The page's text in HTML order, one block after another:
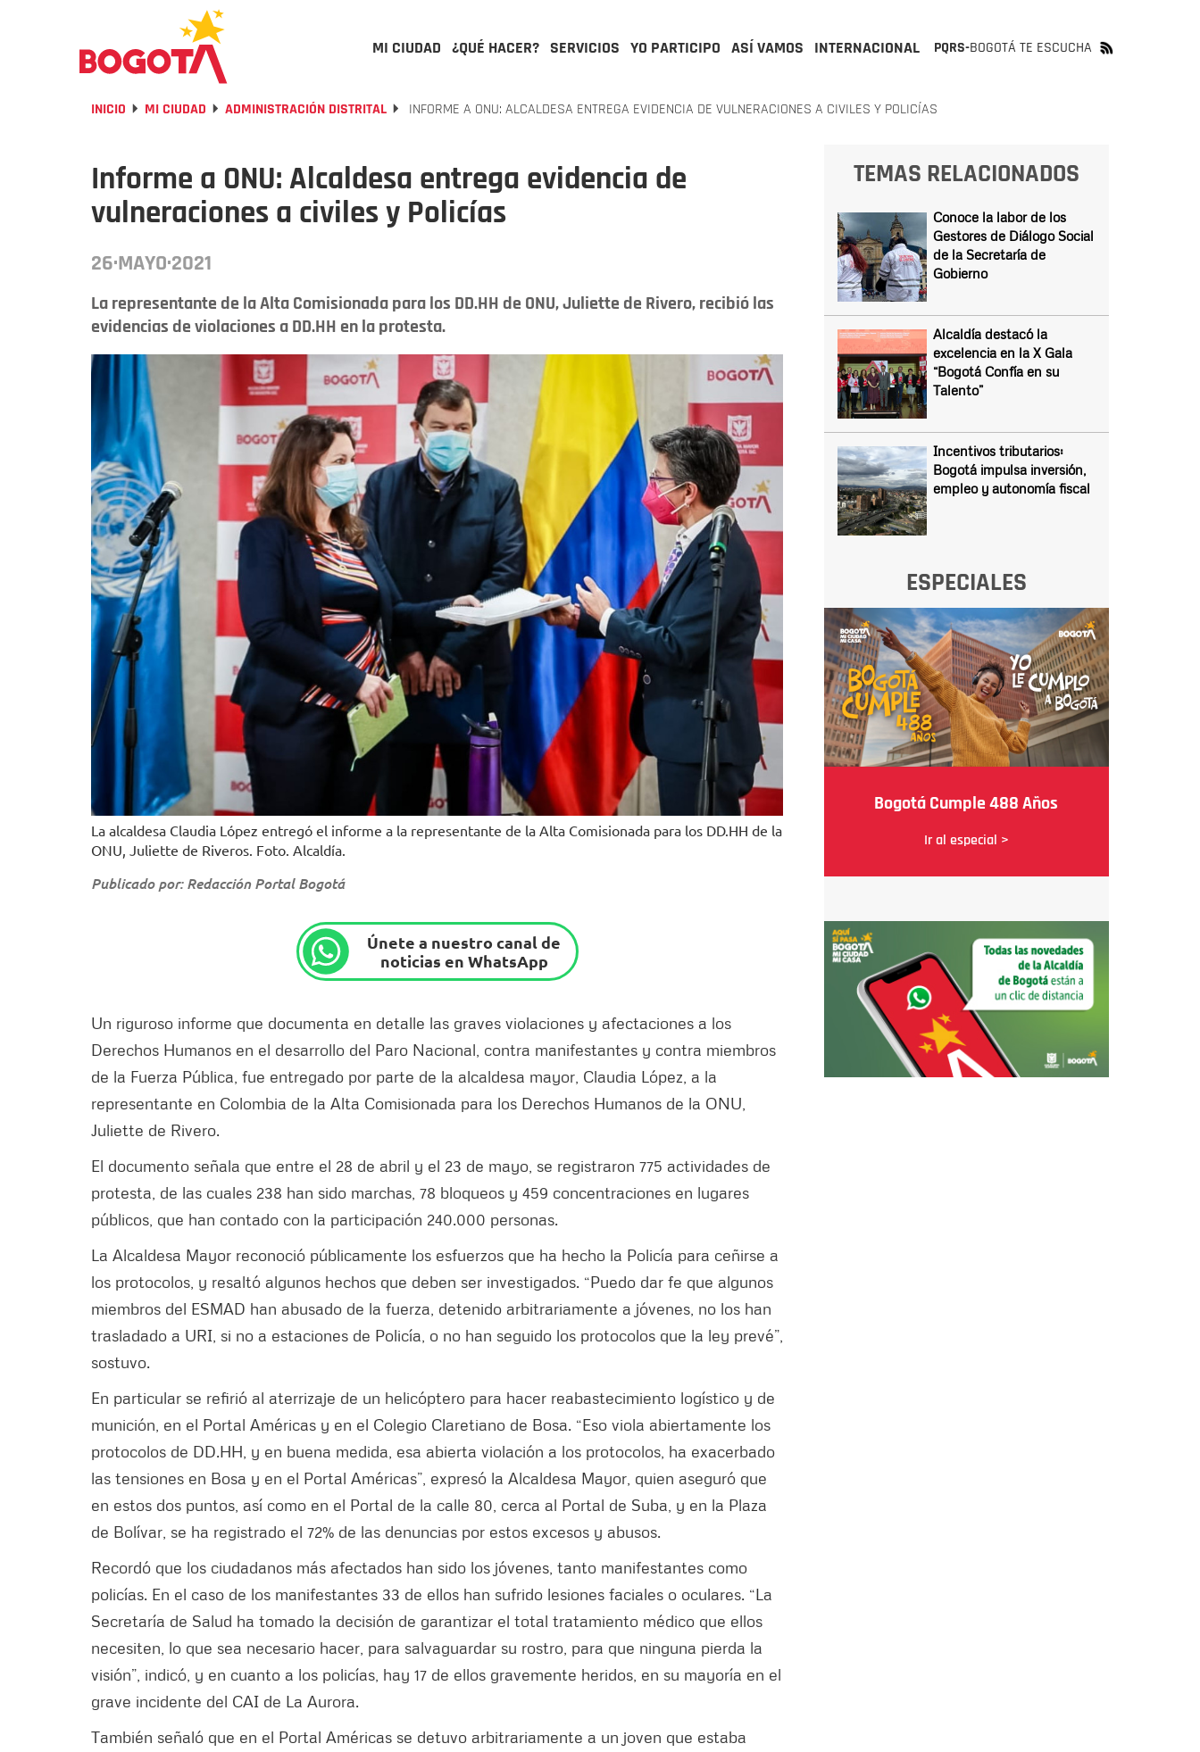
MI CIUDAD ¿QUÉ HACER? SERVICIOS YO PARTICIPO ASÍ VAMOS INTERNACIONAL PQRS-BOGOTÁ TE ESCUCHA
INICIO MI CIUDAD ADMINISTRACIÓN DISTRITAL INFORME A ONU: ALCALDESA ENTREGA EVIDENCIA DE VULNERACIONES A CIVILES Y POLICÍAS
Informe a ONU: Alcaldesa entrega evidencia de
vulneraciones a civiles y Policías
26·MAYO·2021
La representante de la Alta Comisionada para los DD.HH de ONU, Juliette de Rivero, recibió las
evidencias de violaciones a DD.HH en la protesta.
La alcaldesa Claudia López entregó el informe a la representante de la Alta Comisionada para los DD.HH de la
ONU, Juliette de Riveros. Foto. Alcaldía.
Publicado por: Redacción Portal Bogotá
Únete a nuestro canal de
noticias en WhatsApp
Un riguroso informe que documenta en detalle las graves violaciones y afectaciones a los
Derechos Humanos en el desarrollo del Paro Nacional, contra manifestantes y contra miembros
de la Fuerza Pública, fue entregado por parte de la alcaldesa mayor, Claudia López, a la
representante en Colombia de la Alta Comisionada para los Derechos Humanos de la ONU,
Juliette de Rivero.
El documento señala que entre el 28 de abril y el 23 de mayo, se registraron 775 actividades de
protesta, de las cuales 238 han sido marchas, 78 bloqueos y 459 concentraciones en lugares
públicos, que han contado con la participación 240.000 personas.
La Alcaldesa Mayor reconoció públicamente los esfuerzos que ha hecho la Policía para ceñirse a
los protocolos, y resaltó algunos hechos que deben ser investigados. “Puedo dar fe que algunos
miembros del ESMAD han abusado de la fuerza, detenido arbitrariamente a jóvenes, no los han
trasladado a URI, si no a estaciones de Policía, o no han seguido los protocolos que la ley prevé”,
sostuvo.
En particular se refirió al aterrizaje de un helicóptero para hacer reabastecimiento logístico y de
munición, en el Portal Américas y en el Colegio Claretiano de Bosa. “Eso viola abiertamente los
protocolos de DD.HH, y en buena medida, esa abierta violación a los protocolos, ha exacerbado
las tensiones en Bosa y en el Portal Américas”, expresó la Alcaldesa Mayor, quien aseguró que
en estos dos puntos, así como en el Portal de la calle 80, cerca al Portal de Suba, y en la Plaza
de Bolívar, se ha registrado el 72% de las denuncias por estos excesos y abusos.
Recordó que los ciudadanos más afectados han sido los jóvenes, tanto manifestantes como
policías. En el caso de los manifestantes 33 de ellos han sufrido lesiones faciales o oculares. “La
Secretaría de Salud ha tomado la decisión de garantizar el total tratamiento médico que ellos
necesiten, lo que sea necesario hacer, para salvaguardar su rostro, para que ninguna pierda la
visión”, indicó, y en cuanto a los policías, hay 17 de ellos gravemente heridos, en su mayoría en el
grave incidente del CAI de La Aurora.
También señaló que en el Portal Américas se detuvo arbitrariamente a un joven que estaba
TEMAS RELACIONADOS
Conoce la labor de los
Gestores de Diálogo Social
de la Secretaría de
Gobierno
Alcaldía destacó la
excelencia en la X Gala
“Bogotá Confía en su
Talento”
Incentivos tributarios:
Bogotá impulsa inversión,
empleo y autonomía fiscal
ESPECIALES
Bogotá Cumple 488 Años
Ir al especial >